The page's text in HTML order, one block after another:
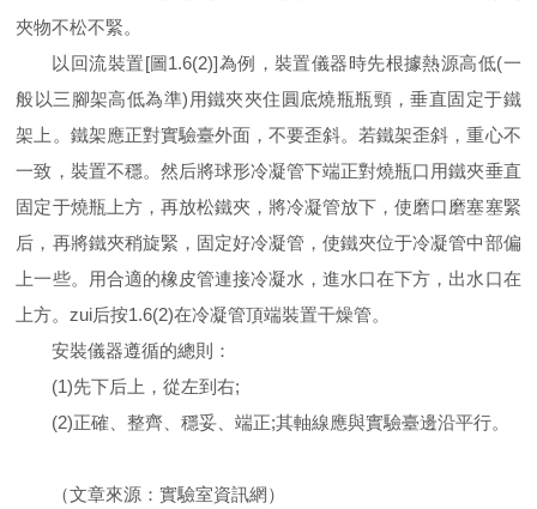
夾物不松不緊。
以回流裝置[圖1.6(2)]為例，裝置儀器時先根據熱源高低(一
般以三腳架高低為準)用鐵夾夾住圓底燒瓶瓶頸，垂直固定于鐵
架上。鐵架應正對實驗臺外面，不要歪斜。若鐵架歪斜，重心不
一致，裝置不穩。然后將球形冷凝管下端正對燒瓶口用鐵夾垂直
固定于燒瓶上方，再放松鐵夾，將冷凝管放下，使磨口磨塞塞緊
后，再將鐵夾稍旋緊，固定好冷凝管，使鐵夾位于冷凝管中部偏
上一些。用合適的橡皮管連接冷凝水，進水口在下方，出水口在
上方。zui后按1.6(2)在冷凝管頂端裝置干燥管。
安裝儀器遵循的總則：
(1)先下后上，從左到右;
(2)正確、整齊、穩妥、端正;其軸線應與實驗臺邊沿平行。
（文章來源：實驗室資訊網）